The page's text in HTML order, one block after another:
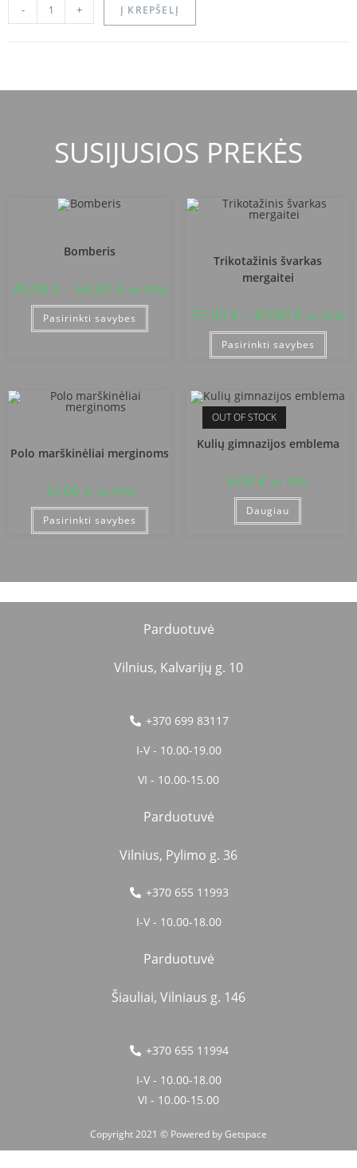
- + Į KREPŠELĮ
SUSIJUSIOS PREKĖS
Bomberis
49,00 € – 63,00 € su PVM
Pasirinkti savybes
Trikotažinis švarkas
mergaitei
52,00 € – 69,00 € su PVM
Pasirinkti savybes
Polo marškinėliai merginoms
14,00 € su PVM
Pasirinkti savybes
OUT OF STOCK
Plungės r. Kulių gimnazija
Kulių gimnazijos emblema
6,00 € su PVM
Daugiau
Parduotuvė
Vilnius, Kalvarijų g. 10
+370 699 83117
I-V - 10.00-19.00
VI - 10.00-15.00
Parduotuvė
Vilnius, Pylimo g. 36
+370 655 11993
I-V - 10.00-18.00
Parduotuvė
Šiauliai, Vilniaus g. 146
+370 655 11994
I-V - 10.00-18.00
VI - 10.00-15.00
Copyright 2021 © Powered byGetspace